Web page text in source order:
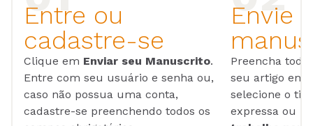
Entre ou
cadastre-se
Clique em Enviar seu Manuscrito.
Entre com seu usuário e senha ou,
caso não possua uma conta,
cadastre-se preenchendo todos os
Envie
Preencha
seu artigo em
selecione o
expressa ou